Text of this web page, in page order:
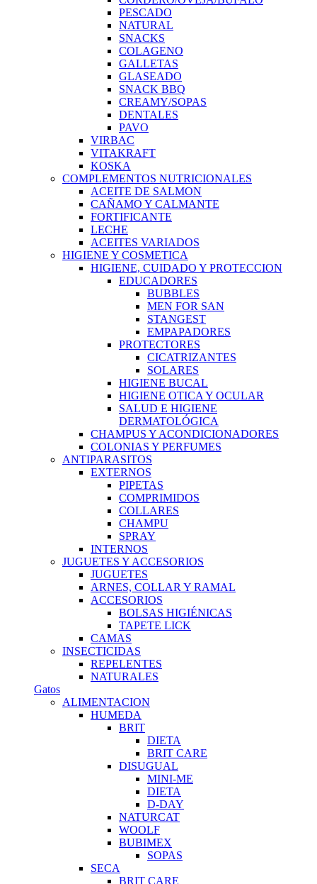
PESCADO
NATURAL
SNACKS
COLAGENO
GALLETAS
GLASEADO
SNACK BBQ
CREAMY/SOPAS
DENTALES
PAVO
VIRBAC
VITAKRAFT
KOSKA
COMPLEMENTOS NUTRICIONALES
ACEITE DE SALMON
CAÑAMO Y CALMANTE
FORTIFICANTE
LECHE
ACEITES VARIADOS
HIGIENE Y COSMETICA
HIGIENE, CUIDADO Y PROTECCION
EDUCADORES
BUBBLES
MEN FOR SAN
STANGEST
EMPAPADORES
PROTECTORES
CICATRIZANTES
SOLARES
HIGIENE BUCAL
HIGIENE OTICA Y OCULAR
SALUD E HIGIENE
DERMATOLÓGICA
CHAMPUS Y ACONDICIONADORES
COLONIAS Y PERFUMES
ANTIPARASITOS
EXTERNOS
PIPETAS
COMPRIMIDOS
COLLARES
CHAMPU
SPRAY
INTERNOS
JUGUETES Y ACCESORIOS
JUGUETES
ARNES, COLLAR Y RAMAL
ACCESORIOS
BOLSAS HIGIÉNICAS
TAPETE LICK
CAMAS
INSECTICIDAS
REPELENTES
NATURALES
Gatos
ALIMENTACION
HUMEDA
BRIT
DIETA
BRIT CARE
DISUGUAL
MINI-ME
DIETA
D-DAY
NATURCAT
WOOLF
BUBIMEX
SOPAS
SECA
BRIT CARE